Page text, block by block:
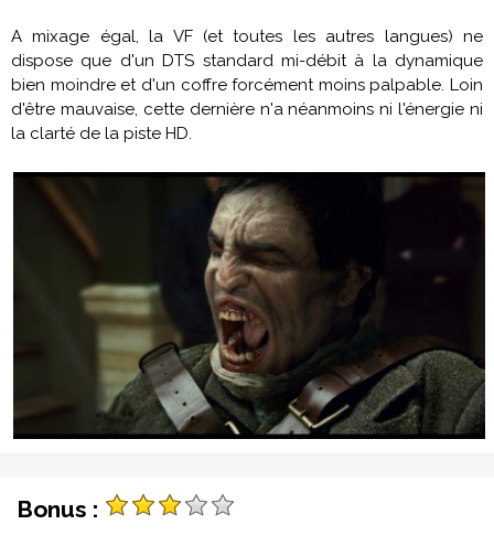
A mixage égal, la VF (et toutes les autres langues) ne
dispose que d'un DTS standard mi-débit à la dynamique
bien moindre et d'un coffre forcément moins palpable. Loin
d'être mauvaise, cette dernière n'a néanmoins ni l'énergie ni
la clarté de la piste HD.
Bonus :